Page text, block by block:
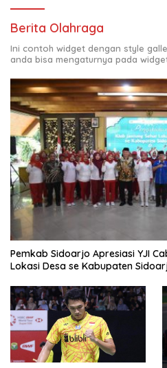
Berita Olahraga
Ini contoh widget dengan style
anda bisa mengaturnya pada
Pemkab Sidoarjo Apresiasi YJI
Lokasi Desa se Kabupaten